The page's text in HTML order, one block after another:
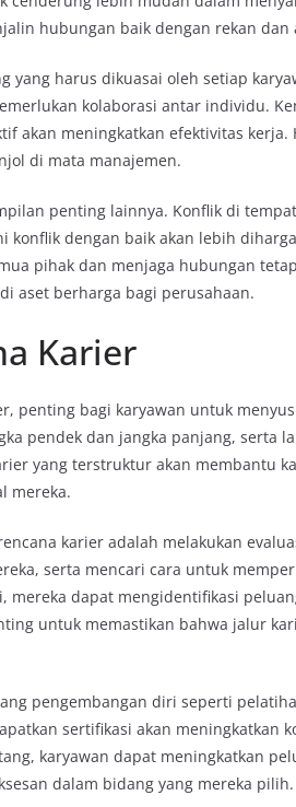
hubungan baik dengan rekan dan
yang harus dikuasai oleh setiap
kolaborasi antar individu.
akan meningkatkan efektivitas
di mata manajemen.
penting lainnya. Konflik di
konflik dengan baik akan lebih
pihak dan menjaga hubungan
aset berharga bagi perusahaan.
Karier
penting bagi karyawan untuk
pendek dan jangka panjang, serta
yang terstruktur akan membantu
mereka.
karier adalah melakukan
serta mencari cara untuk
dapat mengidentifikasi
untuk memastikan bahwa jalur
pengembangan diri seperti
sertifikasi akan meningkatkan
karyawan dapat meningkatkan
dalam bidang yang mereka pilih.